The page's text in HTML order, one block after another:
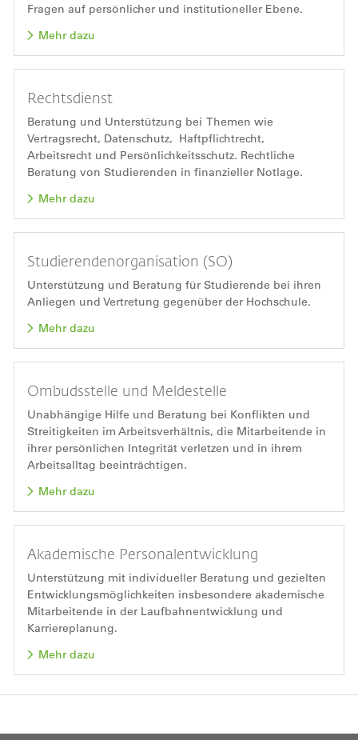
Fragen auf persönlicher und institutioneller Ebene.
Mehr dazu
Rechtsdienst
Beratung und Unterstützung bei Themen wie
Vertragsrecht, Datenschutz, Haftpflichtrecht,
Arbeitsrecht und Persönlichkeitsschutz. Rechtliche
Beratung von Studierenden in finanzieller Notlage.
Mehr dazu
Studierendenorganisation (SO)
Unterstützung und Beratung für Studierende bei ihren
Anliegen und Vertretung gegenüber der Hochschule.
Mehr dazu
Ombudsstelle und Meldestelle
Unabhängige Hilfe und Beratung bei Konflikten und
Streitigkeiten im Arbeitsverhältnis, die Mitarbeitende in
ihrer persönlichen Integrität verletzen und in ihrem
Arbeitsalltag beeinträchtigen.
Mehr dazu
Akademische Personalentwicklung
Unterstützung mit individueller Beratung und gezielten
Entwicklungsmöglichkeiten insbesondere akademische
Mitarbeitende in der Laufbahnentwicklung und
Karriereplanung.
Mehr dazu